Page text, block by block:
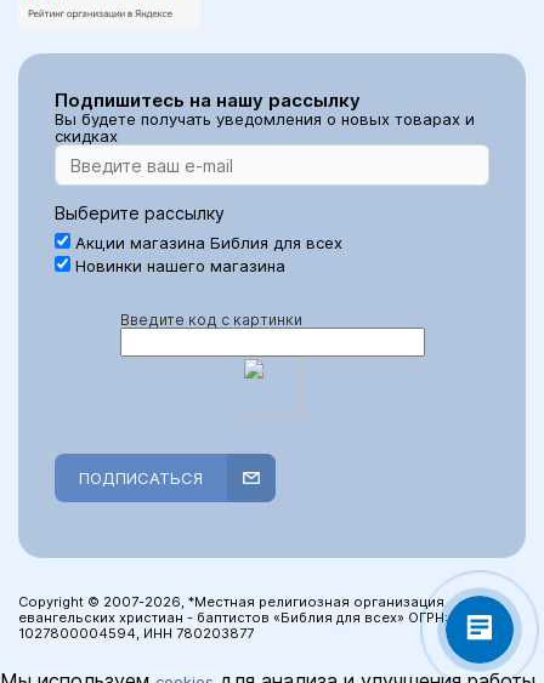
Подпишитесь на нашу рассылку
Вы будете получать уведомления о новых товарах и
скидках
Выберите рассылку
Акции магазина Библия для всех
Новинки нашего магазина
Введите код с картинки
ПОДПИСАТЬСЯ
Copyright © 2007-2026, *Местная религиозная организация
евангельских христиан - баптистов «Библия для всех» ОГРН:
1027800004594, ИНН 780203877